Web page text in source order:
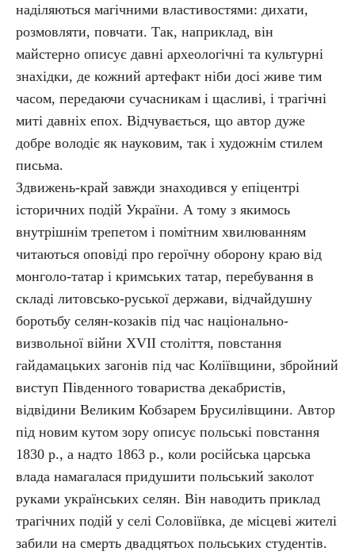
наділяються магічними властивостями: дихати,
розмовляти, повчати. Так, наприклад, він
майстерно описує давні археологічні та культурні
знахідки, де кожний артефакт ніби досі живе тим
часом, передаючи сучасникам і щасливі, і трагічні
миті давніх епох. Відчувається, що автор дуже
добре володіє як науковим, так і художнім стилем
письма.
Здвижень-край завжди знаходився у епіцентрі
історичних подій України. А тому з якимось
внутрішнім трепетом і помітним хвилюванням
читаються оповіді про героїчну оборону краю від
монголо-татар і кримських татар, перебування в
складі литовсько-руської держави, відчайдушну
боротьбу селян-козаків під час національно-
визвольної війни XVII століття, повстання
гайдамацьких загонів під час Коліївщини, збройний
виступ Південного товариства декабристів,
відвідини Великим Кобзарем Брусилівщини. Автор
під новим кутом зору описує польські повстання
1830 р., а надто 1863 р., коли російська царська
влада намагалася придушити польський заколот
руками українських селян. Він наводить приклад
трагічних подій у селі Соловіївка, де місцеві жителі
забили на смерть двадцятьох польських студентів.